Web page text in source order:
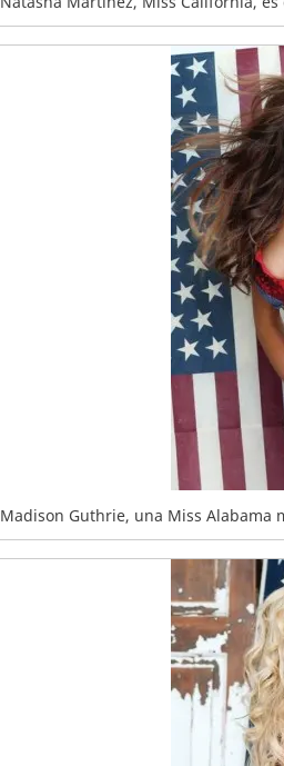
Madison Guthrie, una Miss Alabama